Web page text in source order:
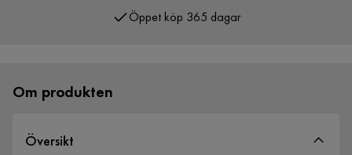
Om produkten
Översikt